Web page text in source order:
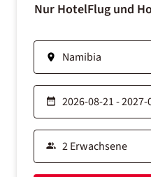
Nur HotelFlug und